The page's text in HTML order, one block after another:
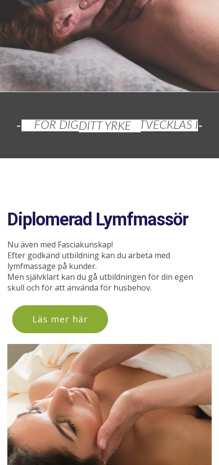
FÖR DIG SOM VILL UTVECKLAS I DITT YRKE
Diplomerad Lymfmassör
Nu även med Fasciakunskap!
Efter godkänd utbildning kan du arbeta med
lymfmassage på kunder.
Men självklart kan du gå utbildningen för din egen
skull och för att använda för husbehov.
Läs mer här